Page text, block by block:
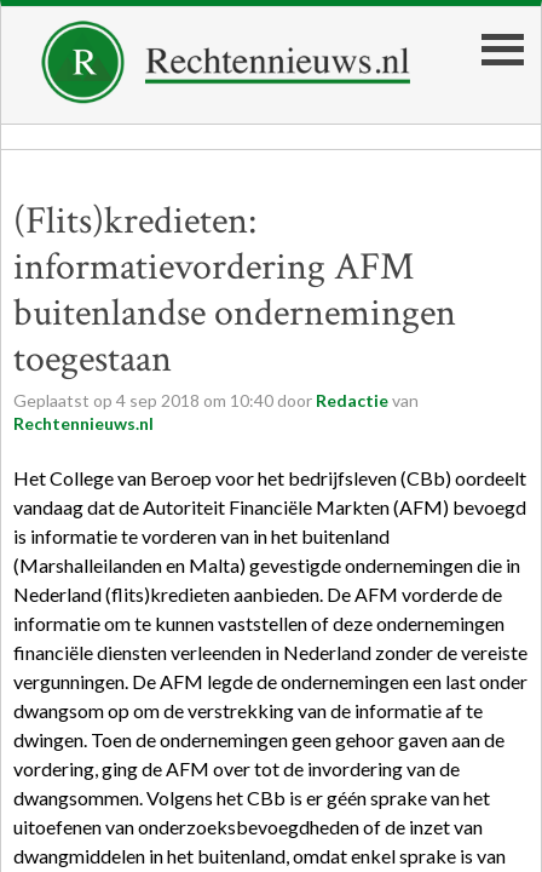
(Flits)kredieten:
informatievordering AFM
buitenlandse ondernemingen
toegestaan
Geplaatst op 4 sep 2018 om 10:40 door Redactievan
Rechtennieuws.nl
Het College van Beroep voor het bedrijfsleven (CBb) oordeelt
vandaag dat de Autoriteit Financiële Markten (AFM) bevoegd
is informatie te vorderen van in het buitenland
(Marshalleilanden en Malta) gevestigde ondernemingen die in
Nederland (flits)kredieten aanbieden. De AFM vorderde de
informatie om te kunnen vaststellen of deze ondernemingen
financiële diensten verleenden in Nederland zonder de vereiste
vergunningen. De AFM legde de ondernemingen een last onder
dwangsom op om de verstrekking van de informatie af te
dwingen. Toen de ondernemingen geen gehoor gaven aan de
vordering, ging de AFM over tot de invordering van de
dwangsommen. Volgens het CBb is er géén sprake van het
uitoefenen van onderzoeksbevoegdheden of de inzet van
dwangmiddelen in het buitenland, omdat enkel sprake is van